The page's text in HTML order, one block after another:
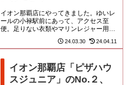
イオン那覇店にやってきました。ゆいレ
ールの小禄駅前にあって、アクセス至
便。足りない衣類やマリンレジャー用の
諸々を調達したり、気さくな飲食物を買
い込んだりと観光利用もできそう...
24.03.30 24.04.11
イオン那覇店「ピザハウ
スジュニア」のNo.２、